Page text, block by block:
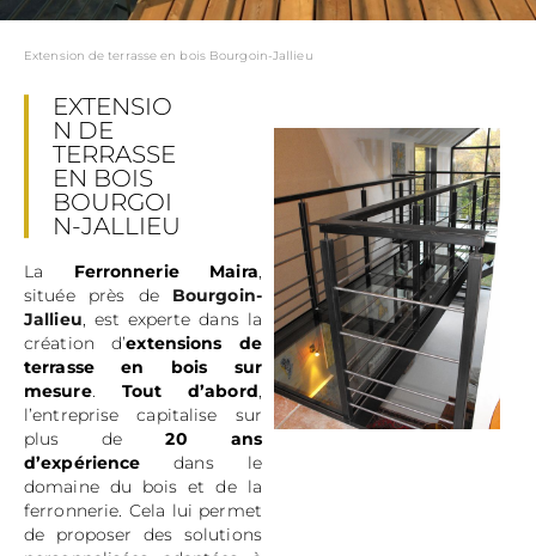
Extension de terrasse en bois Bourgoin-Jallieu
EXTENSIO
N DE
TERRASSE
EN BOIS
BOURGOI
N-JALLIEU
La Ferronnerie Maira,
située près de Bourgoin-
Jallieu, est experte dans la
création d’extensions de
terrasse en bois sur
mesure. Tout d’abord,
l’entreprise capitalise sur
plus de20 ans
d’expérience dans le
domaine du bois et de la
ferronnerie. Cela lui permet
de proposer des solutions